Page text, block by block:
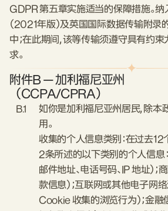
GDPR 第五章实施适当的保障措施。
（2021年版）及英国国际数据传输附
中；在此期间，该等传输须遵守具有约
求。
附件B — 加利福尼亚州
（CCPA/CPRA）
B.1
如你是加利福尼亚州居民，除本
用。
收集的个人信息类别：在过去12
2条所述的以下类别的个人信息
邮件地址、电话号码、IP 地址）；
款信息）；互联网或其他电子网
Cookie 收集的浏览行为）；金融